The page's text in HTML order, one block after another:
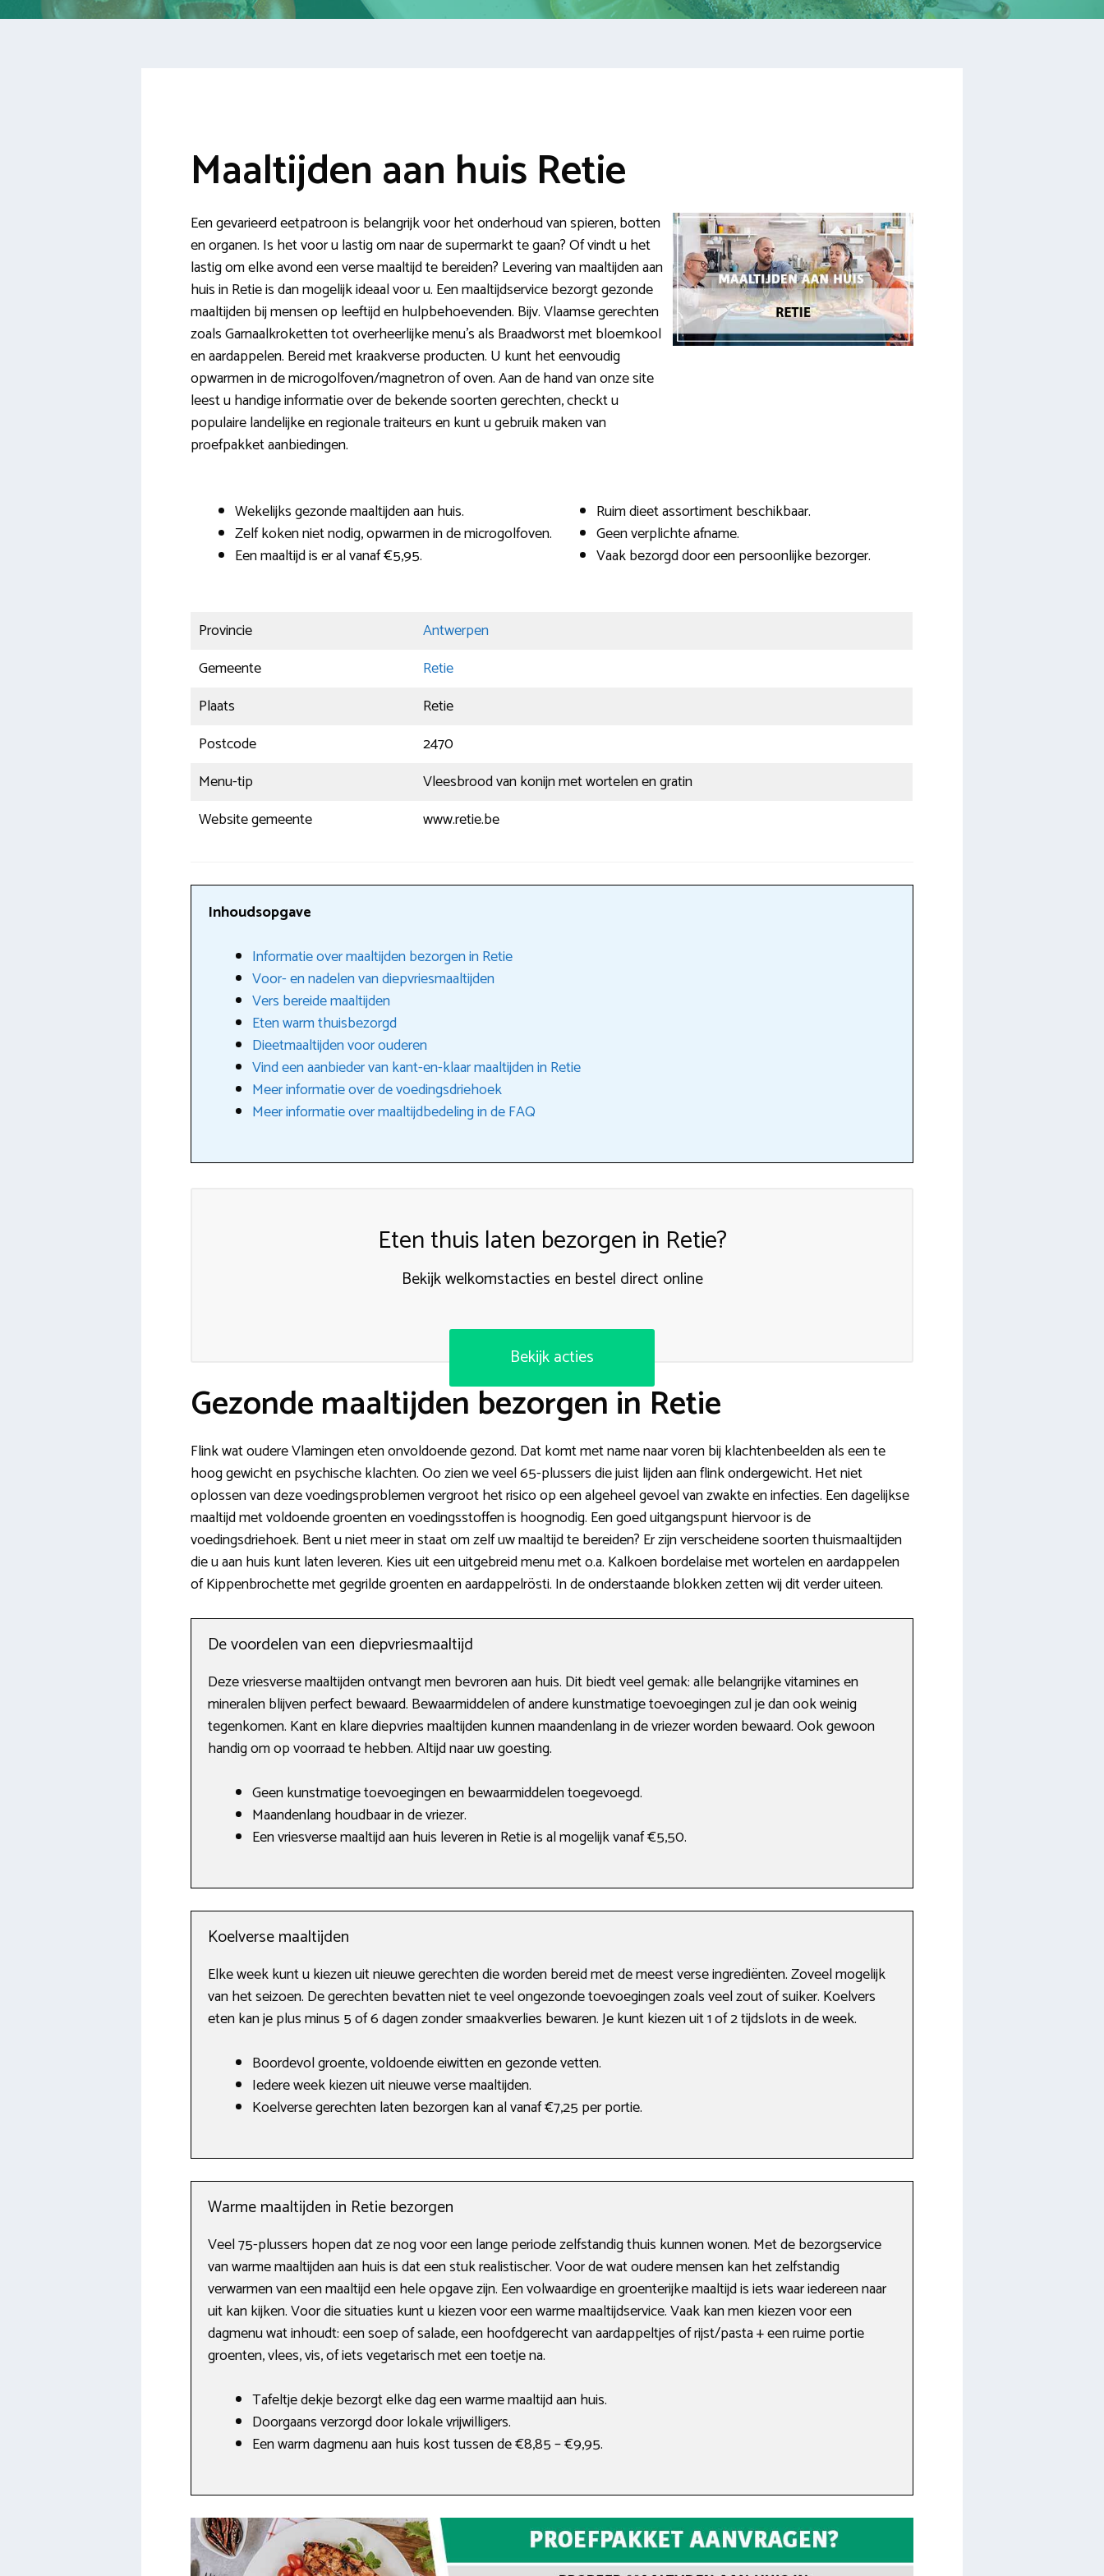
Maaltijden aan huis Retie
Een gevarieerd eetpatroon is belangrijk voor het onderhoud van spieren, botten
en organen. Is het voor u lastig om naar de supermarkt te gaan? Of vindt u het
lastig om elke avond een verse maaltijd te bereiden? Levering van maaltijden aan
huis in Retie is dan mogelijk ideaal voor u. Een maaltijdservice bezorgt gezonde
maaltijden bij mensen op leeftijd en hulpbehoevenden. Bijv. Vlaamse gerechten
zoals Garnaalkroketten tot overheerlijke menu’s als Braadworst met bloemkool
en aardappelen. Bereid met kraakverse producten. U kunt het eenvoudig
opwarmen in de microgolfoven/magnetron of oven. Aan de hand van onze site
leest u handige informatie over de bekende soorten gerechten, checkt u
populaire landelijke en regionale traiteurs en kunt u gebruik maken van
proefpakket aanbiedingen.
Wekelijks gezonde maaltijden aan huis.
Zelf koken niet nodig, opwarmen in de microgolfoven.
Een maaltijd is er al vanaf €5,95.
Ruim dieet assortiment beschikbaar.
Geen verplichte afname.
Vaak bezorgd door een persoonlijke bezorger.
Provincie
Antwerpen
Gemeente
Retie
Plaats
Retie
Postcode
2470
Menu-tip
Vleesbrood van konijn met wortelen en gratin
Website gemeente
www.retie.be
Inhoudsopgave
Informatie over maaltijden bezorgen in Retie
Voor- en nadelen van diepvriesmaaltijden
Vers bereide maaltijden
Eten warm thuisbezorgd
Dieetmaaltijden voor ouderen
Vind een aanbieder van kant-en-klaar maaltijden in Retie
Meer informatie over de voedingsdriehoek
Meer informatie over maaltijdbedeling in de FAQ
Eten thuis laten bezorgen in Retie?
Bekijk welkomstacties en bestel direct online
Bekijk acties
Gezonde maaltijden bezorgen in Retie
Flink wat oudere Vlamingen eten onvoldoende gezond. Dat komt met name naar voren bij klachtenbeelden als een te
hoog gewicht en psychische klachten. Oo zien we veel 65-plussers die juist lijden aan flink ondergewicht. Het niet
oplossen van deze voedingsproblemen vergroot het risico op een algeheel gevoel van zwakte en infecties. Een dagelijkse
maaltijd met voldoende groenten en voedingsstoffen is hoognodig. Een goed uitgangspunt hiervoor is de
voedingsdriehoek. Bent u niet meer in staat om zelf uw maaltijd te bereiden? Er zijn verscheidene soorten thuismaaltijden
die u aan huis kunt laten leveren. Kies uit een uitgebreid menu met o.a. Kalkoen bordelaise met wortelen en aardappelen
of Kippenbrochette met gegrilde groenten en aardappelrösti. In de onderstaande blokken zetten wij dit verder uiteen.
De voordelen van een diepvriesmaaltijd
Deze vriesverse maaltijden ontvangt men bevroren aan huis. Dit biedt veel gemak: alle belangrijke vitamines en
mineralen blijven perfect bewaard. Bewaarmiddelen of andere kunstmatige toevoegingen zul je dan ook weinig
tegenkomen. Kant en klare diepvries maaltijden kunnen maandenlang in de vriezer worden bewaard. Ook gewoon
handig om op voorraad te hebben. Altijd naar uw goesting.
Geen kunstmatige toevoegingen en bewaarmiddelen toegevoegd.
Maandenlang houdbaar in de vriezer.
Een vriesverse maaltijd aan huis leveren in Retie is al mogelijk vanaf €5,50.
Koelverse maaltijden
Elke week kunt u kiezen uit nieuwe gerechten die worden bereid met de meest verse ingrediënten. Zoveel mogelijk
van het seizoen. De gerechten bevatten niet te veel ongezonde toevoegingen zoals veel zout of suiker. Koelvers
eten kan je plus minus 5 of 6 dagen zonder smaakverlies bewaren. Je kunt kiezen uit 1 of 2 tijdslots in de week.
Boordevol groente, voldoende eiwitten en gezonde vetten.
Iedere week kiezen uit nieuwe verse maaltijden.
Koelverse gerechten laten bezorgen kan al vanaf €7,25 per portie.
Warme maaltijden in Retie bezorgen
Veel 75-plussers hopen dat ze nog voor een lange periode zelfstandig thuis kunnen wonen. Met de bezorgservice
van warme maaltijden aan huis is dat een stuk realistischer. Voor de wat oudere mensen kan het zelfstandig
verwarmen van een maaltijd een hele opgave zijn. Een volwaardige en groenterijke maaltijd is iets waar iedereen naar
uit kan kijken. Voor die situaties kunt u kiezen voor een warme maaltijdservice. Vaak kan men kiezen voor een
dagmenu wat inhoudt: een soep of salade, een hoofdgerecht van aardappeltjes of rijst/pasta + een ruime portie
groenten, vlees, vis, of iets vegetarisch met een toetje na.
Tafeltje dekje bezorgt elke dag een warme maaltijd aan huis.
Doorgaans verzorgd door lokale vrijwilligers.
Een warm dagmenu aan huis kost tussen de €8,85 – €9,95.